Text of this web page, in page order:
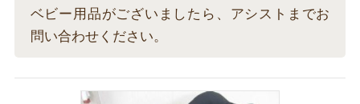
ベビー用品がございましたら、アシストまでお
問い合わせください。